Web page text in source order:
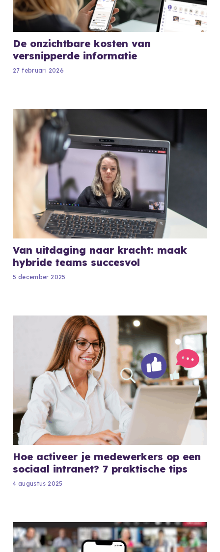
De onzichtbare kosten van
versnipperde informatie
27 februari 2026
Van uitdaging naar kracht: maak
hybride teams succesvol
5 december 2025
Hoe activeer je medewerkers op een
sociaal intranet? 7 praktische tips
4 augustus 2025